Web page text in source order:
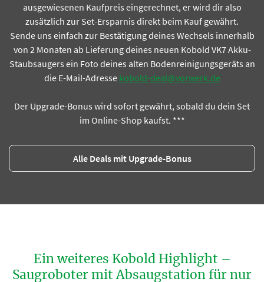
ausgewiesenen Kaufpreis eingerechnet, er wird dir also
zusätzlich zur Set-Ersparnis direkt beim Kauf gewährt.
Sende uns einfach zur Bestätigung deines Wechsels innerhalb
von 2 Monaten ab Lieferung deines neuen Kobold VK7 Akku-
Staubsaugers ein Foto deines alten Bodenreinigungsgeräts an
die E-Mail-Adresse kobold-deal@vorwerk.de
Der Upgrade-Bonus wird sofort gewährt, sobald du dein Set
im Online-Shop kaufst. ***
Alle Deals mit Upgrade-Bonus
Ein weiteres Kobold Highlight –
Saugroboter mit Absaugstation für nur